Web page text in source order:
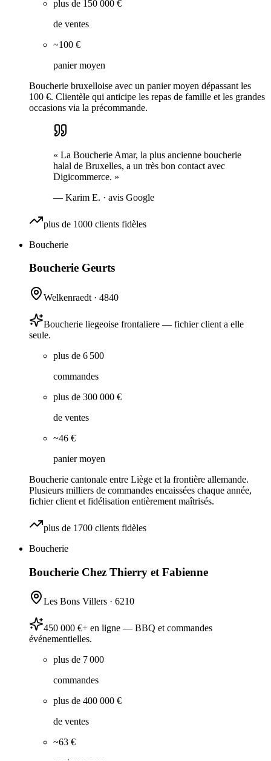
plus de 150 000 €
de ventes
~100 €
panier moyen
Boucherie bruxelloise avec un panier moyen dépassant les
100 €. Clientèle qui anticipe les repas de famille et les grandes
occasions via la précommande.
« La Boucherie Amar, la plus ancienne boucherie
halal de Bruxelles, a un très bon contact avec
Digicommerce. »
— Karim E. · avis Google
plus de 1000 clients fidèles
Boucherie
Boucherie Geurts
Welkenraedt · 4840
Boucherie liegeoise frontaliere — fichier client a elle
seule.
plus de 6 500
commandes
plus de 300 000 €
de ventes
~46 €
panier moyen
Boucherie cantonale entre Liège et la frontière allemande.
Plusieurs milliers de commandes encaissées chaque année,
fichier client et fidélisation entièrement maîtrisés.
plus de 1700 clients fidèles
Boucherie
Boucherie Chez Thierry et Fabienne
Les Bons Villers · 6210
450 000 €+ en ligne — BBQ et commandes
événementielles.
plus de 7 000
commandes
plus de 400 000 €
de ventes
~63 €